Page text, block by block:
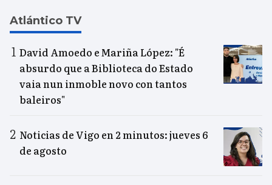
Atlántico TV
David Amoedo e Mariña López: "É
absurdo que a Biblioteca do Estado
vaia nun inmoble novo con tantos
baleiros"
Noticias de Vigo en 2 minutos: jueves 6
de agosto